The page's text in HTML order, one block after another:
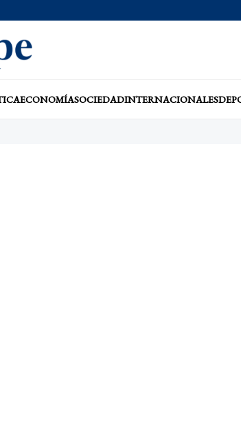
ECONOMÍASOCIEDADINTERNACIONALES